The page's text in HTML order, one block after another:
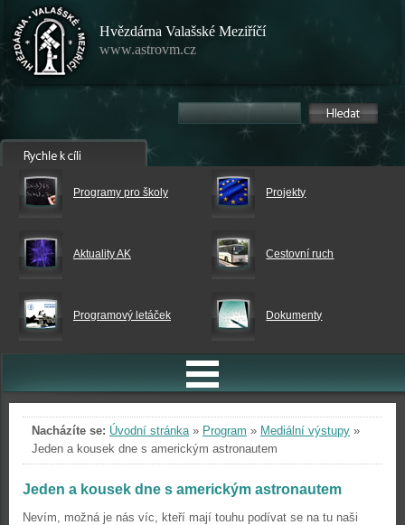
Hvězdárna Valašské Meziříčí
www.astrovm.cz
Programy pro školy Projekty
Aktuality AK Cestovní ruch
Programový letáček Dokumenty
Nacházíte se: Úvodní stránka» Program » Mediální výstupy »
Jeden a kousek dne s americkým astronautem
Jeden a kousek dne s americkým astronautem
Nevím, možná je nás víc, kteří mají touhu podívat se na tu naši